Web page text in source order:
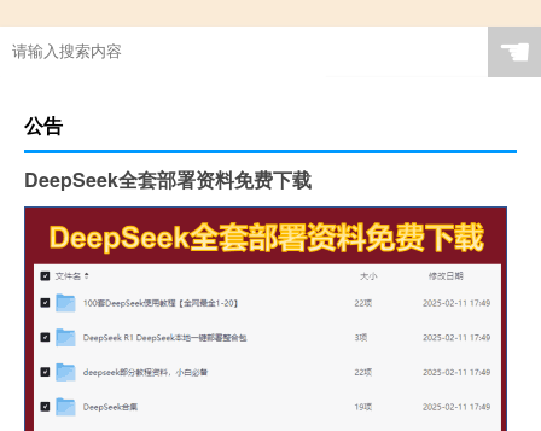
☚
公告
DeepSeek全套部署资料免费下载